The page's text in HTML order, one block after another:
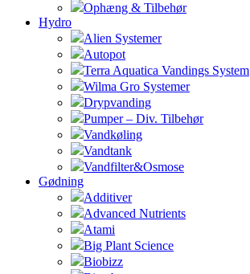
Ophæng & Tilbehør
Hydro
Alien Systemer
Autopot
Terra Aquatica Vandings System
Wilma Gro Systemer
Drypvanding
Pumper – Div. Tilbehør
Vandkøling
Vandtank
Vandfilter&Osmose
Gødning
Additiver
Advanced Nutrients
Atami
Big Plant Science
Biobizz